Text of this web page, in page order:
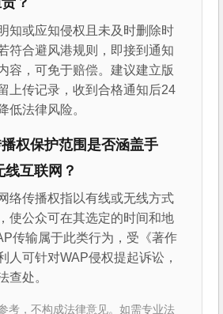
知或应知侵权且未及时删除时
符合避风港规则，即接到通知
容，可免于赔偿。建议建立版
上传记录，收到合格通知后24
低法律风险。
权保护范围是否涵盖手
互联网？
络传播权指以有线或无线方式
使公众可在其选定的时间和地
传输属于此类行为，受《著作
人可针对WAP侵权提起诉讼，
查处。
考，不构成法律意见。如需专业法